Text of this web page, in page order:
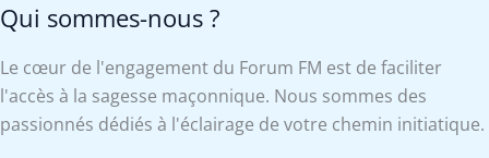
Qui sommes-nous ?
Le cœur de l'engagement du Forum FM est de faciliter
l'accès à la sagesse maçonnique. Nous sommes des
passionnés dédiés à l'éclairage de votre chemin initiatique.